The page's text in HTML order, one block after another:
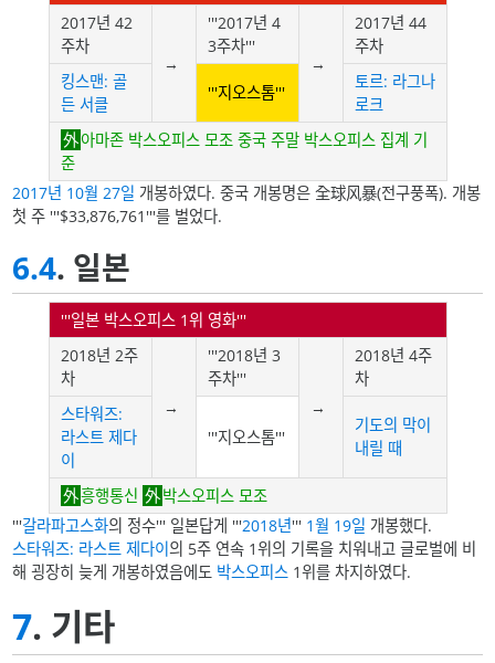
2017년 42
주차
→
'''2017년 4
3주차'''
→
2017년 44
주차
킹스맨: 골
든 서클
'''지오스톰'''
토르: 라그나
로크
아마존 박스오피스 모조 중국 주말 박스오피스 집계 기
준
2017년 10월 27일 개봉하였다. 중국 개봉명은 全球风暴(전구풍폭). 개봉
첫 주 '''$33,876,761'''를 벌었다.
6.4. 일본
'''일본 박스오피스 1위 영화'''
2018년 2주
차
→
'''2018년 3
주차'''
→
2018년 4주
차
스타워즈:
라스트 제다
이
'''지오스톰'''
기도의 막이
내릴 때
흥행통신
박스오피스 모조
'''갈라파고스화의 정수''' 일본답게 '''2018년''' 1월 19일 개봉했다.
스타워즈: 라스트 제다이의 5주 연속 1위의 기록을 치워내고 글로벌에 비
해 굉장히 늦게 개봉하였음에도 박스오피스 1위를 차지하였다.
7. 기타